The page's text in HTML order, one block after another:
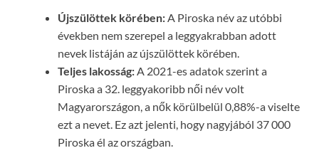
Újszülöttek körében: A Piroska név az utóbbi
években nem szerepel a leggyakrabban adott
nevek listáján az újszülöttek körében.
Teljes lakosság: A 2021-es adatok szerint a
Piroska a 32. leggyakoribb női név volt
Magyarországon, a nők körülbelül 0,88%-a viselte
ezt a nevet. Ez azt jelenti, hogy nagyjából 37 000
Piroska él az országban.